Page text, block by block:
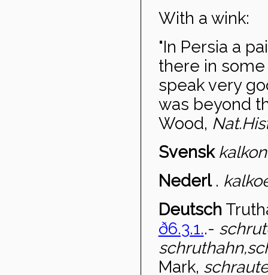
With a wink:
"In Persia a
there in
speak very
was beyond
Wood, Nat.
Svensk kalkon
Nederl.
Deutsch
ð6.3.1..-
Mark,